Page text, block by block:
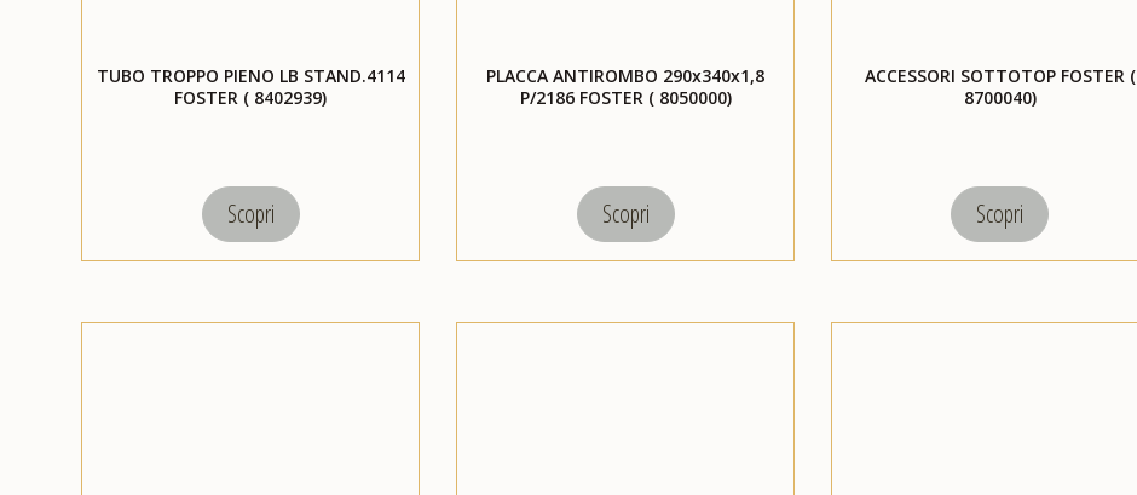
TUBO TROPPO PIENO LB STAND.4114
FOSTER ( 8402939)
Scopri
PLACCA ANTIROMBO 290x340x1,8
P/2186 FOSTER ( 8050000)
Scopri
ACCESSORI SOTTOTOP FOSTER (
8700040)
Scopri